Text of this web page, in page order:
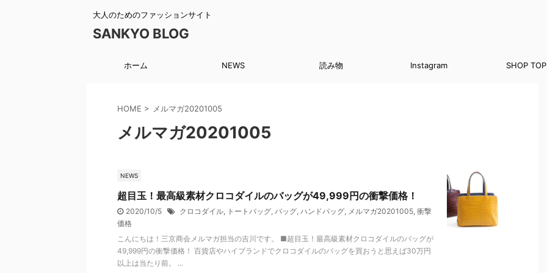
大人のためのファッションサイト
SANKYO BLOG
ホーム NEWS 読み物 Instagram SHOP TOP
HOME > メルマガ20201005
メルマガ20201005
NEWS
超目玉！最高級素材クロコダイルのバッグが49,999円の衝撃価格！
2020/10/5 クロコダイル, トートバッグ, バッグ, ハンドバッグ, メルマガ20201005, 衝撃
価格
こんにちは！三京商会メルマガ担当の吉川です。 ■超目玉！最高級素材クロコダイルのバッグが
49,999円の衝撃価格！ 百貨店やハイブランドでクロコダイルのバッグを買おうと思えば30万円
以上は当たり前。 ...